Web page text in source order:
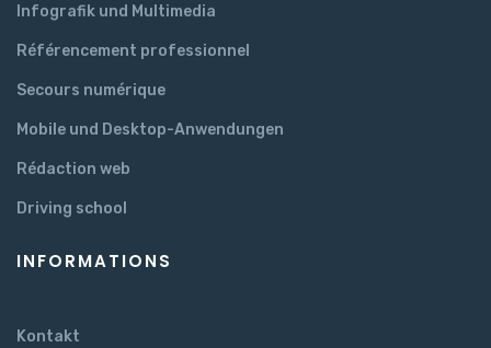
Infografik und Multimedia
Référencement professionnel
Secours numérique
Mobile und Desktop-Anwendungen
Rédaction web
Driving school
INFORMATIONS
Kontakt